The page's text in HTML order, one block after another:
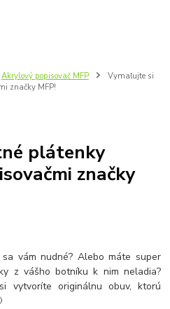
Akrylový popisovač MFP
Vymaľujte si
značky MFP!
plátenky
značky
vám nudné? Alebo máte super
z vášho botníku k nim neladia?
vytvoríte originálnu obuv, ktorú